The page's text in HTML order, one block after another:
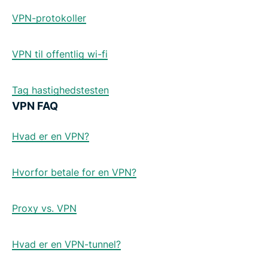
VPN-protokoller
VPN til offentlig wi-fi
Tag hastighedstesten
VPN FAQ
Hvad er en VPN?
Hvorfor betale for en VPN?
Proxy vs. VPN
Hvad er en VPN-tunnel?